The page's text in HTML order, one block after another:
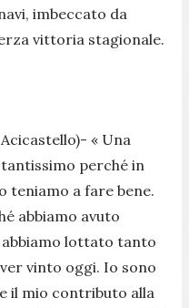
imbeccato da
vittoria stagionale.
« Una
perché in
teniamo a fare bene.
abbiamo avuto
abbiamo lottato tanto
vinto oggi. Io sono
il mio contributo alla